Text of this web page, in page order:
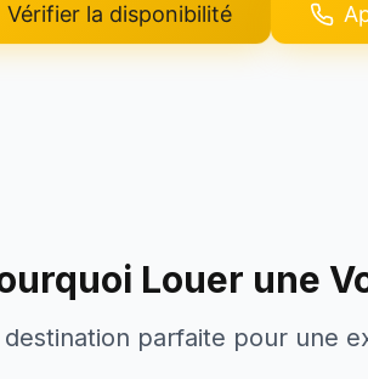
Vérifier la disponibilité
Louer une
destination parfaite pour une